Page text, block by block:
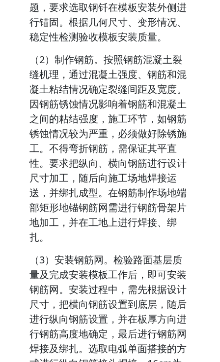
题，要求选取钢钎在模板安装外侧进
行锚固。根据几何尺寸、变形情况、
稳定性检测验收模板安装质量。
（2）制作钢筋。按照钢筋混凝土裂
缝机理，通过混凝土强度、钢筋和混
凝土粘结情况确定裂缝间距及宽度。
因钢筋锈蚀情况影响着钢筋和混凝土
之间的粘结强度，施工环节，如钢筋
锈蚀情况较为严重，必须做好除锈施
工。不得弯折钢筋，需保证其平直
性。要求把纵向、横向钢筋进行设计
尺寸加工，随后向施工场地焊接运
送，并绑扎成型。在钢筋制作场地端
部矩形地锚钢筋网需进行钢筋骨架片
地加工，并在工地上进行焊接、绑
扎。
（3）安装钢筋网。检验路面基层质
量及完成安装模板工作后，即可安装
钢筋网。安装过程中，需先根据设计
尺寸，把横向钢筋设置到底层，随后
进行纵向钢筋设置，并在板厚方向进
行钢筋高度地确定，最后进行钢筋网
焊接及绑扎。选取电弧单面搭接的方